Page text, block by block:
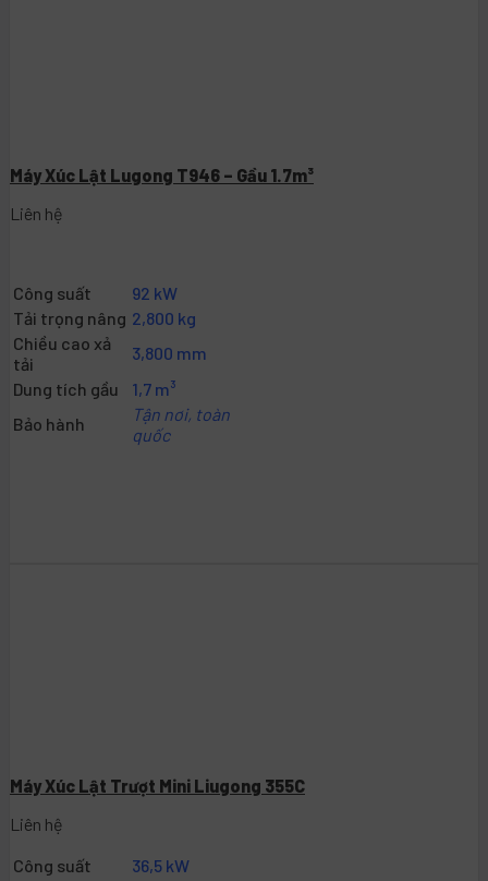
Máy Xúc Lật Lugong T946 – Gầu 1.7m³
Liên hệ
Công suất
92 kW
Tải trọng nâng 2,800 kg
Chiều cao xả
tải
3,800 mm
Dung tích gầu
1,7 m³
Bảo hành
Tận nơi, toàn
quốc
Máy Xúc Lật Trượt Mini Liugong 355C
Liên hệ
Công suất
36,5 kW